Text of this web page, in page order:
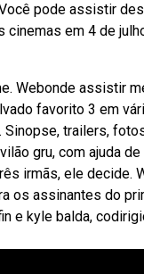
pode assistir
em 4 de
Webonde assistir
favorito 3 em
trailers,
gru, com ajuda
irmãs, ele decide.
os assinantes do
e kyle balda,